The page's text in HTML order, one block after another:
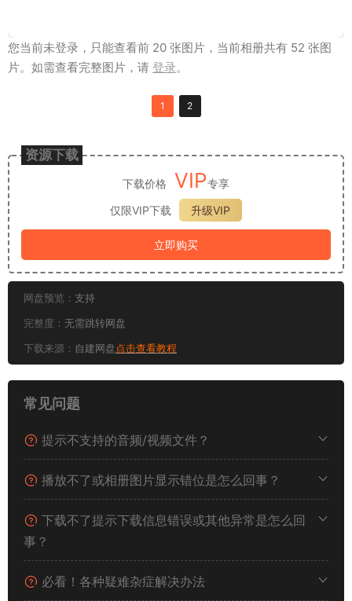
您当前未登录，只能查看前 20 张图片，当前相册共有 52 张图
片。如需查看完整图片，请 登录。
1 2
资源下载
下载价格 VIP专享
仅限VIP下载
升级VIP
立即购买
网盘预览： 支持
完整度： 无需跳转网盘
下载来源： 自建网盘点击查看教程
常见问题
提示不支持的音频/视频文件？
播放不了或相册图片显示错位是怎么回事？
下载不了提示下载信息错误或其他异常是怎么回
事？
必看！各种疑难杂症解决办法